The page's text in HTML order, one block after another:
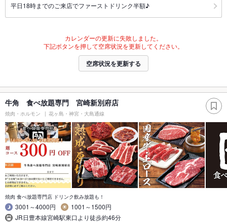
平日18時までのご来店でファーストドリンク半額♪
カレンダーの更新に失敗しました。
下記ボタンを押して空席状況を更新してください。
空席状況を更新する
牛角 食べ放題専門 宮崎新別府店
焼肉・ホルモン 花ヶ島・神宮・大島通線
焼肉 食べ放題専門店 ドリンク飲み放題も！
3001～4000円
1001～1500円
JR日豊本線宮崎駅東口より徒歩約46分